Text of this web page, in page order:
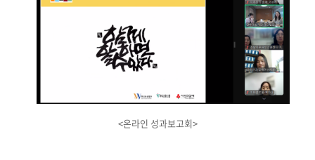
<온라인 성과보고회>